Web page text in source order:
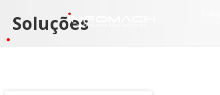
Soluções